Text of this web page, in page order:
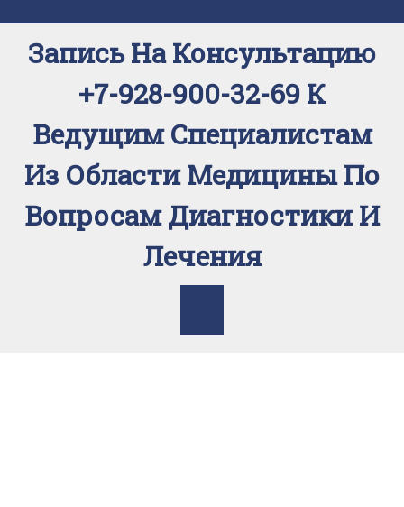
к
содержимому
Запись На Консультацию
+7-928-900-32-69 К
Ведущим Специалистам
Из Области Медицины По
Вопросам Диагностики И
Лечения